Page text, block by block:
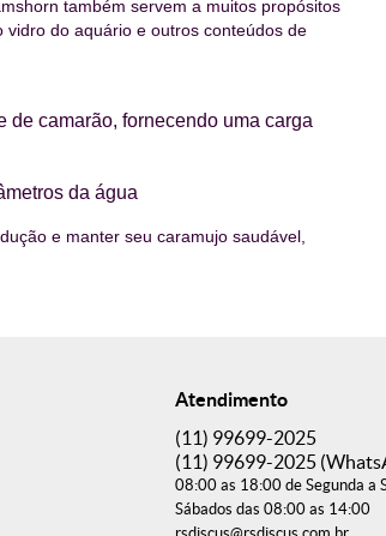
também servem a muitos propósitos
do aquário e outros conteúdos de
de camarão, fornecendo uma carga
da água
e manter seu caramujo saudável,
Atendimento
(11) 99699-2025
(11) 99699-2025
08:00 as 18:00 de Segunda a
Sábados das 08:00 as 14:00